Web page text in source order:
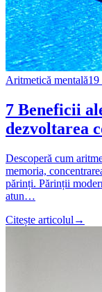
Aritmetică mentală19
7 Beneficii
dezvoltarea
Descoperă cum
memoria,
părinți. Părinții
atun…
Citește articolul →